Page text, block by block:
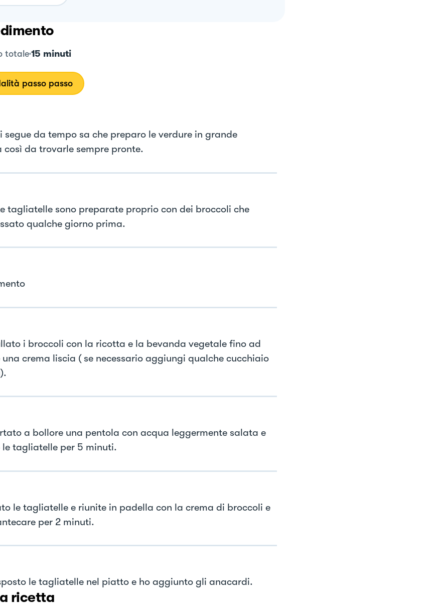
totale 15 minuti
passo passo
segue da tempo sa che preparo le verdure in grande
da trovarle sempre pronte.
tagliatelle sono preparate proprio con dei broccoli che
qualche giorno prima.
i broccoli con la ricotta e la bevanda vegetale fino ad
una crema liscia ( se necessario aggiungi qualche cucchiaio
a bollore una pentola con acqua leggermente salata e
le tagliatelle per 5 minuti.
le tagliatelle e riunite in padella con la crema di broccoli e
per 2 minuti.
le tagliatelle nel piatto e ho aggiunto gli anacardi.
ricetta